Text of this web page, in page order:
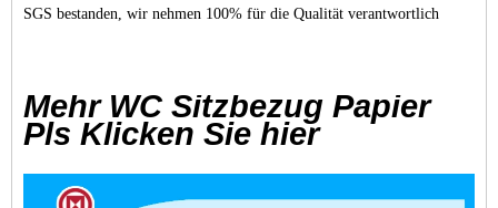
SGS bestanden, wir nehmen 100% für die Qualität verantwortlich
Mehr WC Sitzbezug Papier
Pls Klicken Sie hier